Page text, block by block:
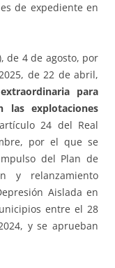
de expediente en
de 4 de agosto, por
de 22 de abril,
para
las explotaciones
24 del Real
por el que se
del Plan de
y relanzamiento
Aislada en
entre el 28
y se aprueban